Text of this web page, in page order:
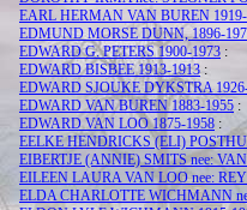
EARL HERMAN VAN BUREN
EDMUND MORSE DUNN, 1896-
EDWARD G. PETERS 1900-1973 :
EDWARD BISBEE 1913-1913:
EDWARD SJOUKE DYKSTRA
EDWARD VAN BUREN 1883-1955 :
EDWARD VAN LOO 1875-1958 :
EELKE HENDRICKS (ELI)
EIBERTJE (ANNIE) SMITS nee:
EILEEN LAURA VAN LOO nee:
ELDA CHARLOTTE WICHMANN